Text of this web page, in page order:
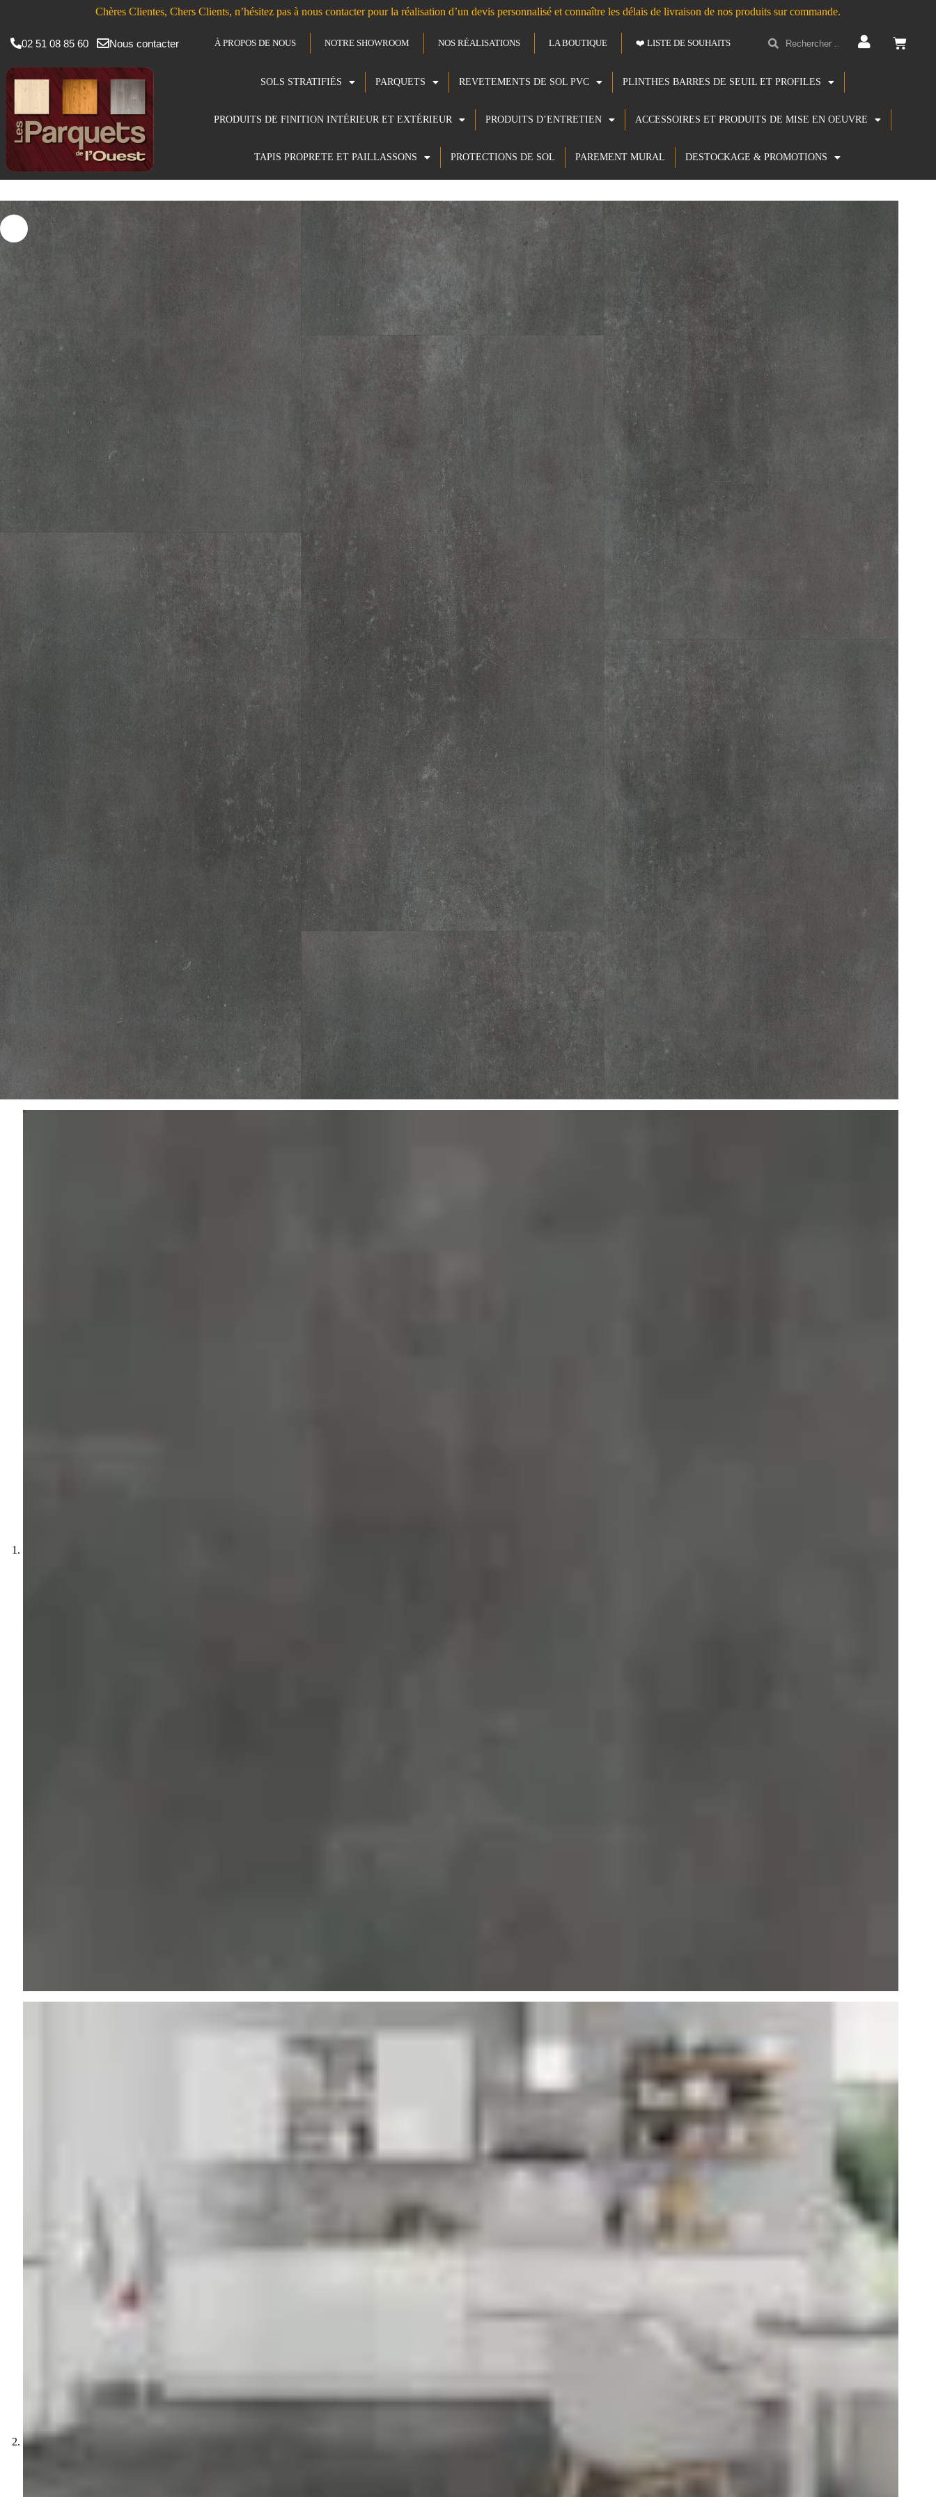
Chères Clientes, Chers Clients, n’hésitez pas à nous contacter pour la réalisation d’un devis personnalisé et connaître les délais de livraison de nos produits sur commande.
02 51 08 85 60 Nous contacter À PROPOS DE NOUS NOTRE SHOWROOM NOS RÉALISATIONS LA BOUTIQUE ❤️ LISTE DE SOUHAITS
SOLS STRATIFIÉS PARQUETS REVETEMENTS DE SOL PVC PLINTHES BARRES DE SEUIL ET PROFILES
PRODUITS DE FINITION INTÉRIEUR ET EXTÉRIEUR PRODUITS D’ENTRETIEN ACCESSOIRES ET PRODUITS DE MISE EN OEUVRE
TAPIS PROPRETE ET PAILLASSONS PROTECTIONS DE SOL PAREMENT MURAL DESTOCKAGE & PROMOTIONS